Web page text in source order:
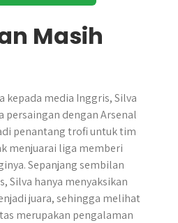
Masih
kepada media Inggris, Silva
persaingan dengan Arsenal
penantang trofi untuk tim
menjuarai liga memberi
Sepanjang sembilan
Silva hanya menyaksikan
juara, sehingga melihat
merupakan pengalaman